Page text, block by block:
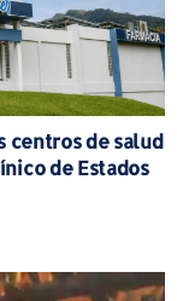
centros de salud
de Estados